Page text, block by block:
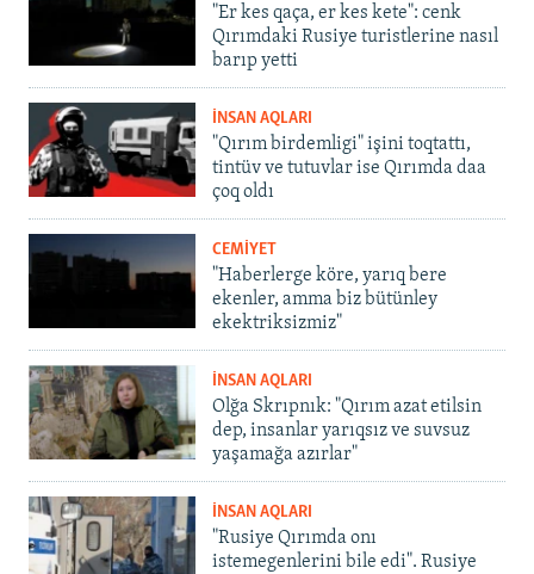
"Er kes qaça, er kes kete": cenk
Qırımdaki Rusiye turistlerine nasıl
barıp yetti
İNSAN AQLARI
"Qırım birdemligi" işini toqtattı,
tintüv ve tutuvlar ise Qırımda daa
çoq oldı
CEMİYET
"Haberlerge köre, yarıq bere
ekenler, amma biz bütünley
ekektriksizmiz"
İNSAN AQLARI
Olğa Skrıpnık: "Qırım azat etilsin
dep, insanlar yarıqsız ve suvsuz
yaşamağa azırlar"
İNSAN AQLARI
"Rusiye Qırımda onı
istemegenlerini bile edi". Rusiye